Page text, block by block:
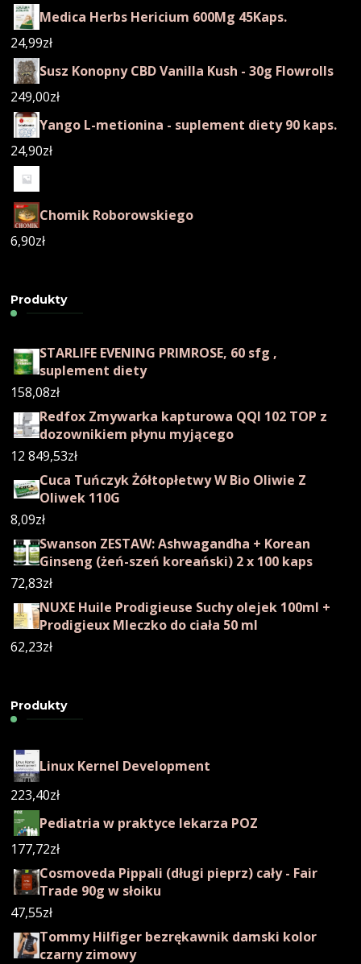
Medica Herbs Hericium 600Mg 45Kaps.
24,99zł
Susz Konopny CBD Vanilla Kush - 30g Flowrolls
249,00zł
Yango L-metionina - suplement diety 90 kaps.
24,90zł
Chomik Roborowskiego
6,90zł
Produkty
STARLIFE EVENING PRIMROSE, 60 sfg ,
suplement diety
158,08zł
Redfox Zmywarka kapturowa QQI 102 TOP z
dozownikiem płynu myjącego
12 849,53zł
Cuca Tuńczyk Żółtopłetwy W Bio Oliwie Z
Oliwek 110G
8,09zł
Swanson ZESTAW: Ashwagandha + Korean
Ginseng (żeń-szeń koreański) 2 x 100 kaps
72,83zł
NUXE Huile Prodigieuse Suchy olejek 100ml +
Prodigieux Mleczko do ciała 50 ml
62,23zł
Produkty
Linux Kernel Development
223,40zł
Pediatria w praktyce lekarza POZ
177,72zł
Cosmoveda Pippali (długi pieprz) cały - Fair
Trade 90g w słoiku
47,55zł
Tommy Hilfiger bezrękawnik damski kolor
czarny zimowy